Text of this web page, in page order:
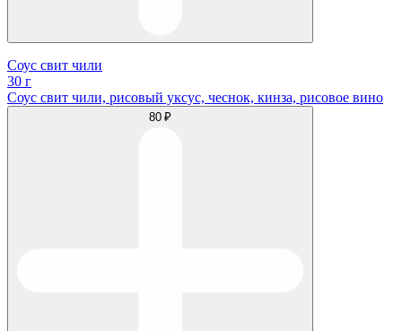
Соус свит чили
30 г
Соус свит чили, рисовый уксус, чеснок, кинза, рисовое вино
80 ₽